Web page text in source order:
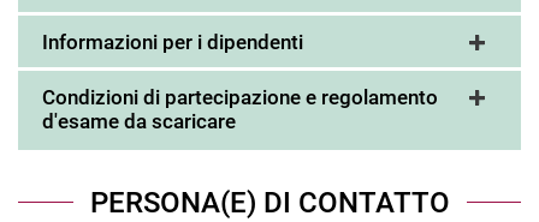
Informazioni per i dipendenti
Condizioni di partecipazione e regolamento
d'esame da scaricare
PERSONA(E) DI CONTATTO